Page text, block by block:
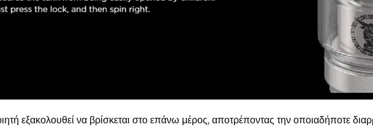
εξακολουθεί να βρίσκεται στο επάνω μέρος, αποτρέποντας την οποιαδήποτε